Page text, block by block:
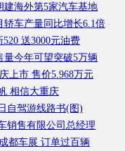
建海外第5家汽车基地
轿车产量同比增长6.1倍
送3000元油费
量今年可望突破5万辆
上市 售价5.968万元
相信大重庆
自驾游线路书(图)
销售有限公司总经理
都车展 订单过百辆